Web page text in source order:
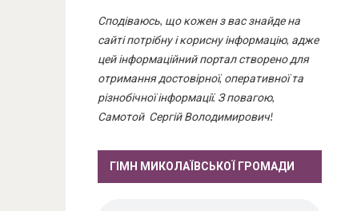
Сподіваюсь, що кожен з вас знайде на
сайті потрібну і корисну інформацію, адже
цей інформаційний портал створено для
отримання достовірної, оперативної та
різнобічної інформації. З повагою,
Самотой Сергій Володимирович!
ГІМН МИКОЛАЇВСЬКОЇ ГРОМАДИ